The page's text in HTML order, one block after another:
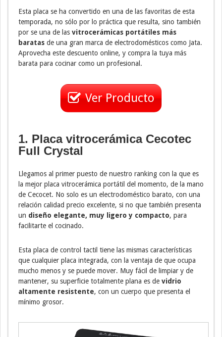
Esta placa se ha convertido en una de las favoritas de esta
temporada, no sólo por lo práctica que resulta, sino también
por se una de las vitrocerámicas portátiles más
baratas de una gran marca de electrodomésticos como Jata.
Aprovecha este descuento online, y compra la tuya más
barata para cocinar como un profesional.
Ver Producto
1. Placa vitrocerámica Cecotec
Full Crystal
Llegamos al primer puesto de nuestro ranking con la que es
la mejor placa vitrocerámica portátil del momento, de la mano
de Cecocet. No solo es un electrodoméstico barato, con una
relación calidad precio excelente, si no que también presenta
un diseño elegante, muy ligero y compacto, para
facilitarte el cocinado.
Esta placa de control tactil tiene las mismas características
que cualquier placa integrada, con la ventaja de que ocupa
mucho menos y se puede mover. Muy fácil de limpiar y de
mantener, su superficie totalmente plana es de vidrio
altamente resistente, con un cuerpo que presenta el
mínimo grosor.